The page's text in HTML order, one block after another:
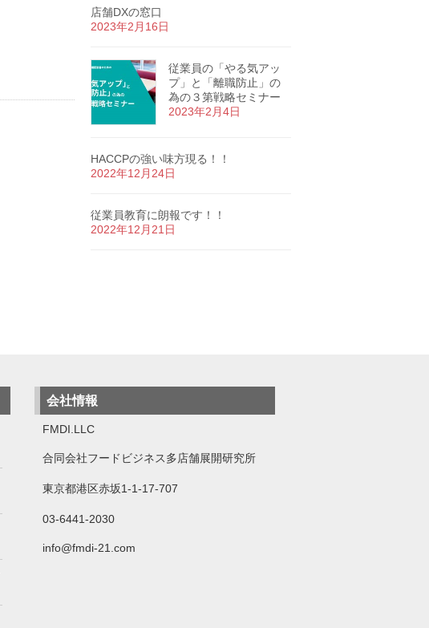
店舗DXの窓口
2023年2月16日
従業員の「やる気アッ
プ」と「離職防止」の
為の３第戦略セミナー
2023年2月4日
HACCPの強い味方現る！！
2022年12月24日
従業員教育に朗報です！！
2022年12月21日
会社情報
FMDI.LLC
合同会社フードビジネス多店舗展開研究所
東京都港区赤坂1-1-17-707
03-6441-2030
info@fmdi-21.com